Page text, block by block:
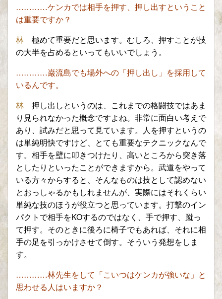
…………ケンカでは相手を押す、押し出すということ
は重要ですか？
林 極めて重要だと思います。むしろ、押すことが技
の大半を占めるといってもいいでしょう。
…………巌流島でも場外への「押し出し」を採用して
いるんです。
林
押し出しというのは、これまでの格闘技ではあま
り見られなかった概念ですよね。 非常に面白い考えで
あり、試みだと思って見ています。 人を押すというの
は単純明快ですけど、とても重要なテクニックなんで
す。相手を壁に叩きつけたり、高いところから突き落
としたり といったことができますから。 武道をやって
いる方々からすると、そんなものは技として認めない
とおっしゃるかもしれませんが、実際にはそれくらい
単純な技のほうが役立つと思っています。 打撃のイン
パクトで相手をKOするのではなく、手で押す、蹴っ
て押す。そのときに後ろに椅子でもあれば、それに相
手の足を引っかけさせて倒す。そういう発想をしま
す。
…………林先生をして「こいつはケンカが強いな」と
思わせる人はいますか？